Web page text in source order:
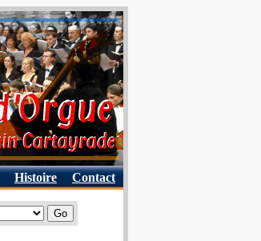
Histoire Contact